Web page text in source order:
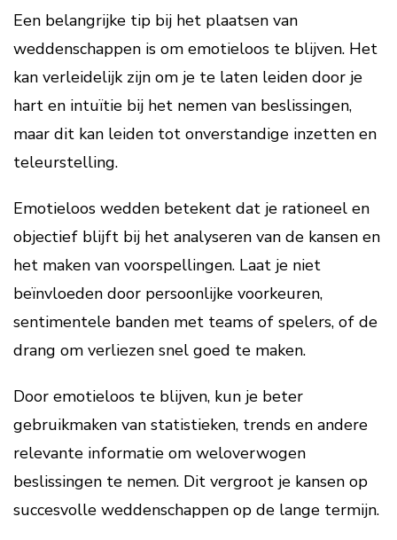
Een belangrijke tip bij het plaatsen van
weddenschappen is om emotieloos te blijven. Het
kan verleidelijk zijn om je te laten leiden door je
hart en intuïtie bij het nemen van beslissingen,
maar dit kan leiden tot onverstandige inzetten en
teleurstelling.
Emotieloos wedden betekent dat je rationeel en
objectief blijft bij het analyseren van de kansen en
het maken van voorspellingen. Laat je niet
beïnvloeden door persoonlijke voorkeuren,
sentimentele banden met teams of spelers, of de
drang om verliezen snel goed te maken.
Door emotieloos te blijven, kun je beter
gebruikmaken van statistieken, trends en andere
relevante informatie om weloverwogen
beslissingen te nemen. Dit vergroot je kansen op
succesvolle weddenschappen op de lange termijn.